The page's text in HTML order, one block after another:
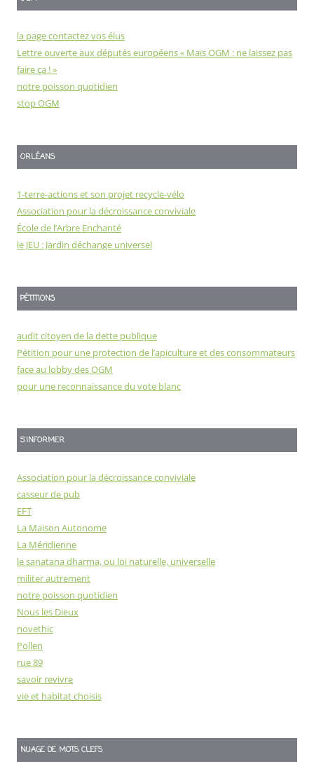
la page contactez vos élus
Lettre ouverte aux députés européens « Maïs OGM : ne laissez pas
faire ça ! »
notre poisson quotidien
stop OGM
ORLÉANS
1-terre-actions et son projet recycle-vélo
Association pour la décroissance conviviale
École de l’Arbre Enchanté
le JEU : Jardin déchange universel
PÉTITIONS
audit citoyen de la dette publique
Pétition pour une protection de l’apiculture et des consommateurs
face au lobby des OGM
pour une reconnaissance du vote blanc
S'INFORMER
Association pour la décroissance conviviale
casseur de pub
EFT
La Maison Autonome
La Méridienne
le sanatana dharma, ou loi naturelle, universelle
militer autrement
notre poisson quotidien
Nous les Dieux
novethic
Pollen
rue 89
savoir revivre
vie et habitat choisis
NUAGE DE MOTS CLEFS